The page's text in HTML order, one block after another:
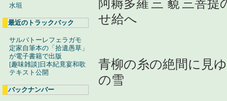
水垣
最近のトラックバック
サルバトーレフェラガモ
定家自筆本の「拾遺愚草」
が電子書籍で出版
[趣味雑談]日本紀竟宴和歌
テキスト公開
バックナンバー
阿耨多羅 三藐 三菩提
せ給へ
青柳の糸の絶間に見
の雪